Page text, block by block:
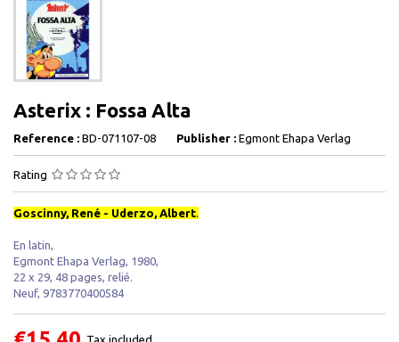
Asterix : Fossa Alta
Reference : BD-071107-08 Publisher : Egmont Ehapa Verlag
Rating
Goscinny, René - Uderzo, Albert.
En latin,
Egmont Ehapa Verlag, 1980,
22 x 29, 48 pages, relié.
Neuf, 9783770400584
Tax included